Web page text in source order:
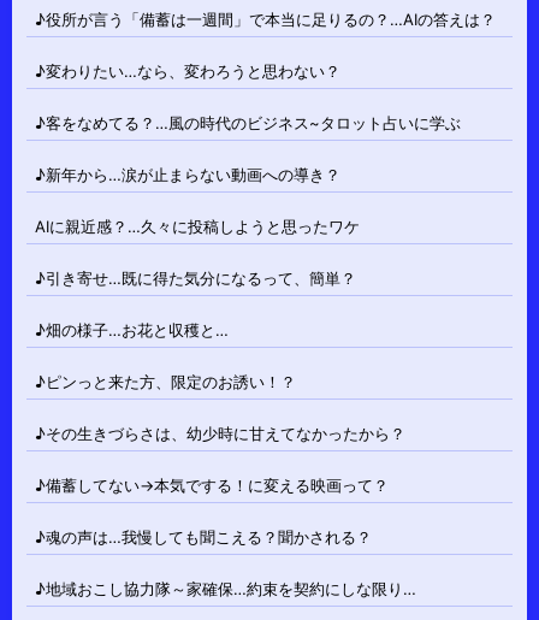
♪役所が言う「備蓄は一週間」で本当に足りるの？…AIの答えは？
♪変わりたい…なら、変わろうと思わない？
♪客をなめてる？…風の時代のビジネス~タロット占いに学ぶ
♪新年から…涙が止まらない動画への導き？
AIに親近感？…久々に投稿しようと思ったワケ
♪引き寄せ…既に得た気分になるって、簡単？
♪畑の様子…お花と収穫と…
♪ピンっと来た方、限定のお誘い！？
♪その生きづらさは、幼少時に甘えてなかったから？
♪備蓄してない→本気でする！に変える映画って？
♪魂の声は…我慢しても聞こえる？聞かされる？
♪地域おこし協力隊～家確保…約束を契約にしな限り…